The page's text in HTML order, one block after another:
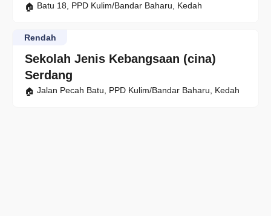
Batu 18, PPD Kulim/Bandar Baharu, Kedah
Sekolah Jenis Kebangsaan (cina)
Serdang
Rendah
Jalan Pecah Batu, PPD Kulim/Bandar Baharu, Kedah